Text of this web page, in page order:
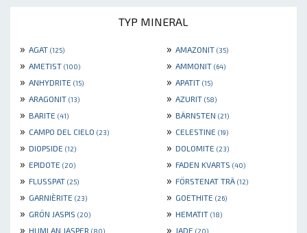
TYP MINERAL
» AGAT (125) » AMAZONIT (35)
» AMETIST (100) » AMMONIT (64)
» ANHYDRITE (15) » APATIT (15)
» ARAGONIT (13) » AZURIT (58)
» BARITE (41) » BÄRNSTEN (21)
» CAMPO DEL CIELO (23) » CELESTINE (19)
» DIOPSIDE (12) » DOLOMITE (23)
» EPIDOTE (20) » FADEN KVARTS (40)
» FLUSSPAT (25) » FÖRSTENAT TRÄ (12)
» GARNIÈRITE (23) » GOETHITE (26)
» GRÖN JASPIS (20) » HEMATIT (18)
» HUMLAN JASPER (80) » JADE (20)